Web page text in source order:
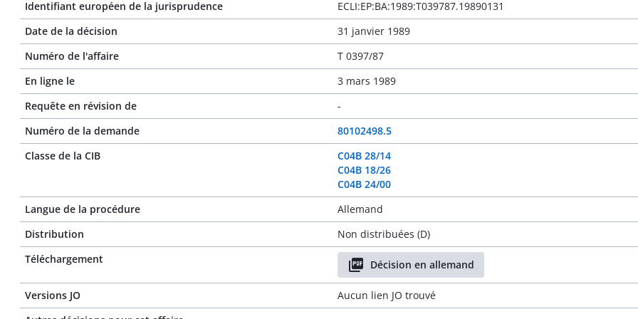
Identifiant européen de la jurisprudence
ECLI:EP:BA:1989:T039787.19890131
Date de la décision
31 janvier 1989
Numéro de l'affaire
T 0397/87
En ligne le
3 mars 1989
Requête en révision de
-
Numéro de la demande
80102498.5
Classe de la CIB
C04B 28/14
C04B 18/26
C04B 24/00
Langue de la procédure
Allemand
Distribution
Non distribuées (D)
Téléchargement
Décision en allemand
Versions JO
Aucun lien JO trouvé